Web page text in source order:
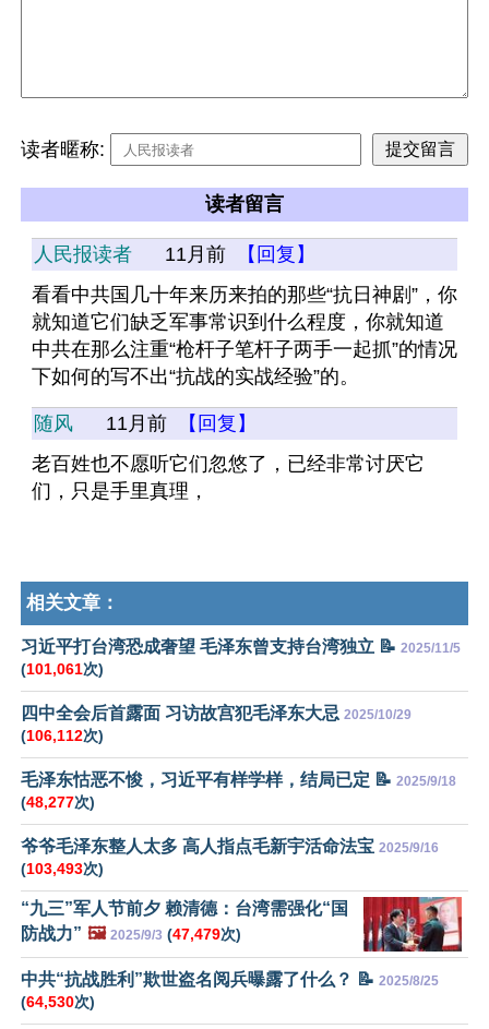
读者暱称:
读者留言
人民报读者 11月前
【回复】
看看中共国几十年来历来拍的那些“抗日神剧”，你
就知道它们缺乏军事常识到什么程度，你就知道
中共在那么注重“枪杆子笔杆子两手一起抓”的情况
下如何的写不出“抗战的实战经验”的。
随风 11月前
【回复】
老百姓也不愿听它们忽悠了，已经非常讨厌它
们，只是手里真理，
相关文章：
习近平打台湾恐成奢望 毛泽东曾支持台湾独立 📝 2025/11/5
(101,061次)
四中全会后首露面 习访故宫犯毛泽东大忌 2025/10/29
(106,112次)
毛泽东怙恶不悛，习近平有样学样，结局已定 📝 2025/9/18
(48,277次)
爷爷毛泽东整人太多 高人指点毛新宇活命法宝 2025/9/16
(103,493次)
“九三”军人节前夕 赖清德：台湾需强化“国
防战力” 🖼️ 2025/9/3 (47,479次)
中共“抗战胜利”欺世盗名阅兵曝露了什么？ 📝 2025/8/25
(64,530次)